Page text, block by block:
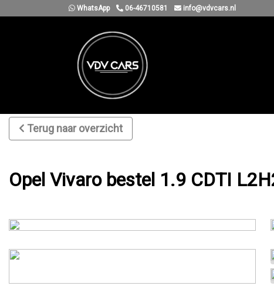
WhatsApp 06-46710581 info@vdvcars.nl
Terug naar overzicht
Opel Vivaro bestel 1.9 CDTI